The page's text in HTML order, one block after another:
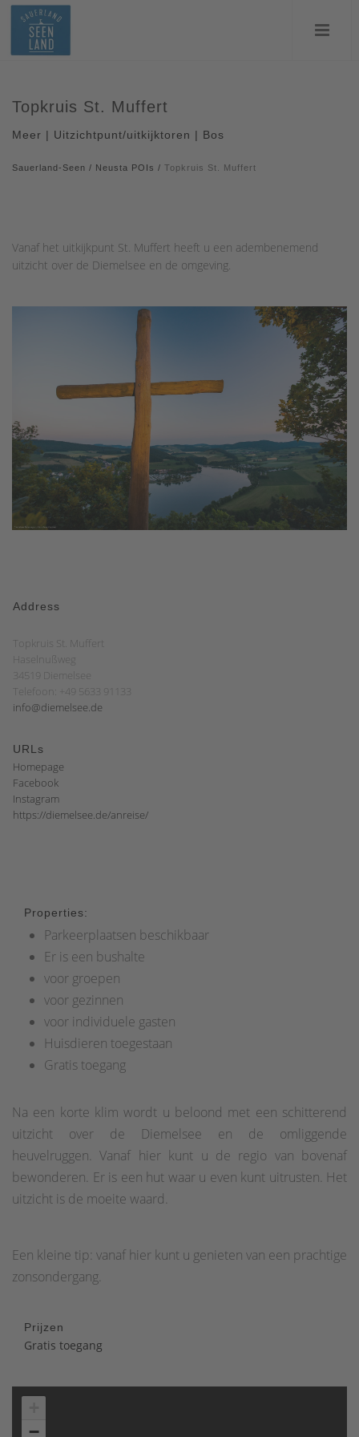
Topkruis St. Muffert
Meer | Uitzichtpunt/uitkijktoren | Bos
Sauerland-Seen / Neusta POIs / Topkruis St. Muffert
Vanaf het uitkijkpunt St. Muffert heeft u een adembenemend
uitzicht over de Diemelsee en de omgeving.
Address
Topkruis St. Muffert
Haselnußweg
34519 Diemelsee
Telefoon: +49 5633 91133
info@diemelsee.de
URLs
Homepage
Facebook
Instagram
https://diemelsee.de/anreise/
Properties:
Parkeerplaatsen beschikbaar
Er is een bushalte
voor groepen
voor gezinnen
voor individuele gasten
Huisdieren toegestaan
Gratis toegang
Na een korte klim wordt u beloond met een schitterend
uitzicht over de Diemelsee en de omliggende
heuvelruggen. Vanaf hier kunt u de regio van bovenaf
bewonderen. Er is een hut waar u even kunt uitrusten. Het
uitzicht is de moeite waard.
Een kleine tip: vanaf hier kunt u genieten van een prachtige
zonsondergang.
Prijzen
Gratis toegang
−